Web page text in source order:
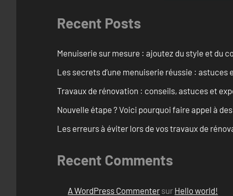
Recent Posts
Menuiserie sur mesure : ajoutez du style et du
Les secrets d’une menuiserie réussie :
Travaux de rénovation : conseils, astuces et
Nouvelle étape ? Voici pourquoi faire appel à
Les erreurs à éviter lors de vos travaux de
Recent Comments
A WordPress Commenter sur Hello world!